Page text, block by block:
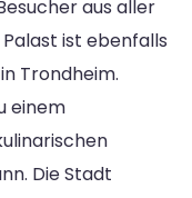
aus aller
ist ebenfalls
Trondheim.
einem
Die Stadt